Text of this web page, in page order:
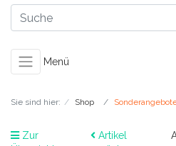
Menü
Sie sind hier: Shop
Zur
Artikel